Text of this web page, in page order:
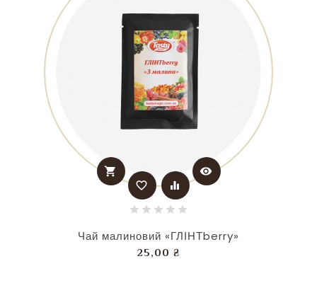
shopping_cart
favorite_border
equalizer
visibility
Чай малиновий «ГЛІНТberry»
25,00 ₴